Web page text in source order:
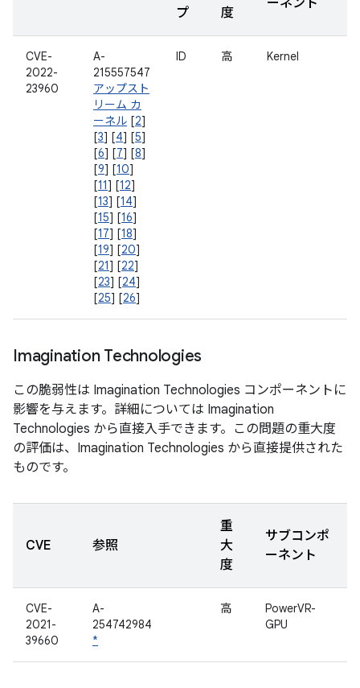
プ
度
ーネント
CVE-
2022-
23960
A-
215557547
アップスト
リーム カ
ーネル [2]
[3] [4] [5]
[6] [7] [8]
[9] [10]
[11] [12]
[13] [14]
[15] [16]
[17] [18]
[19] [20]
[21] [22]
[23] [24]
[25] [26]
ID 高 Kernel
Imagination Technologies
この脆弱性は Imagination Technologies コンポーネントに
影響を与えます。詳細については Imagination
Technologies から直接入手できます。この問題の重大度
の評価は、Imagination Technologies から直接提供された
ものです。
CVE 参照
重
大
度
サブコンポ
ーネント
CVE-
2021-
39660
A-
254742984
*
高
PowerVR-
GPU